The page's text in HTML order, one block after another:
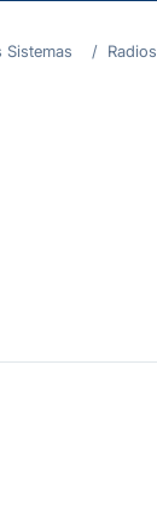
Sistemas Radios